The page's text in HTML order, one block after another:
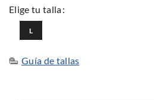
L
Guía de tallas